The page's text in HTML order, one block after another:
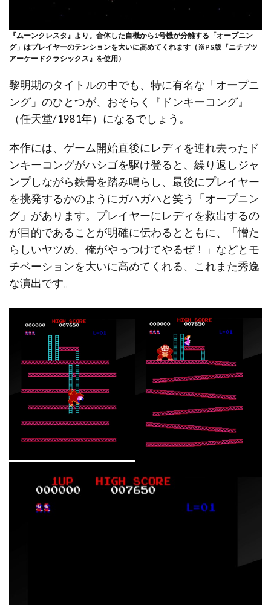
『ムーンクレスタ』より。合体した自機から1号機が分離する「オープニン
グ」はプレイヤーのテンションを大いに高めてくれます（※PS版『ニチブツ
アーケードクラシックス』を使用）
黎明期のタイトルの中でも、特に有名な「オープニ
ング」のひとつが、おそらく『ドンキーコング』
（任天堂/1981年）になるでしょう。
本作には、ゲーム開始直後にレディを連れ去ったド
ンキーコングがハシゴを駆け登ると、繰り返しジャ
ンプしながら鉄骨を踏み鳴らし、最後にプレイヤー
を挑発するかのようにガハガハと笑う「オープニン
グ」があります。プレイヤーにレディを救出するの
が目的であることが明確に伝わるとともに、「憎た
らしいヤツめ、俺がやっつけてやるぜ！」などとモ
チベーションを大いに高めてくれる、これまた秀逸
な演出です。